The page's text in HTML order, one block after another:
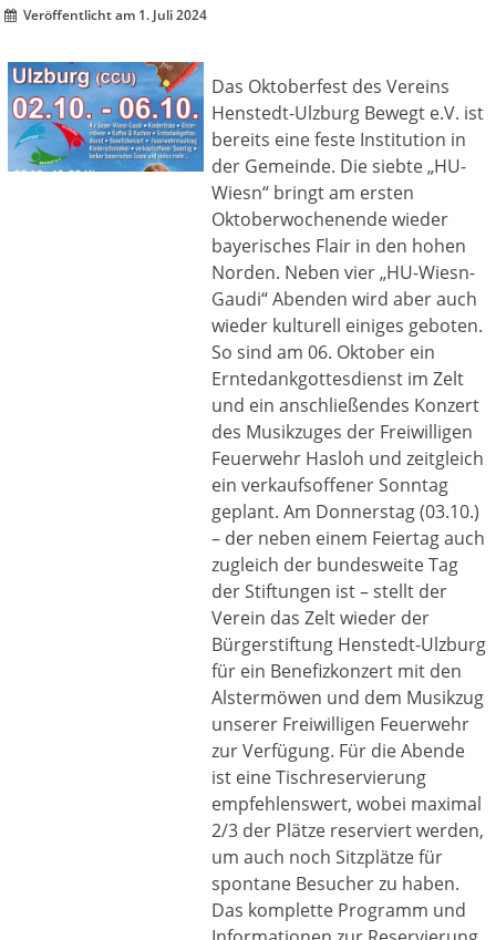
Veröffentlicht am 1. Juli 2024
Das Oktoberfest des Vereins
Henstedt-Ulzburg Bewegt e.V. ist
bereits eine feste Institution in
der Gemeinde. Die siebte „HU-
Wiesn“ bringt am ersten
Oktoberwochenende wieder
bayerisches Flair in den hohen
Norden. Neben vier „HU-Wiesn-
Gaudi“ Abenden wird aber auch
wieder kulturell einiges geboten.
So sind am 06. Oktober ein
Erntedankgottesdienst im Zelt
und ein anschließendes Konzert
des Musikzuges der Freiwilligen
Feuerwehr Hasloh und zeitgleich
ein verkaufsoffener Sonntag
geplant. Am Donnerstag (03.10.)
– der neben einem Feiertag auch
zugleich der bundesweite Tag
der Stiftungen ist – stellt der
Verein das Zelt wieder der
Bürgerstiftung Henstedt-Ulzburg
für ein Benefizkonzert mit den
Alstermöwen und dem Musikzug
unserer Freiwilligen Feuerwehr
zur Verfügung. Für die Abende
ist eine Tischreservierung
empfehlenswert, wobei maximal
2/3 der Plätze reserviert werden,
um auch noch Sitzplätze für
spontane Besucher zu haben.
Das komplette Programm und